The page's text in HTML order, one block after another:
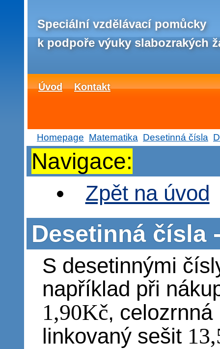
Speciální vzdělávací pomůcky
k podpoře výuky slabozrakých
Úvod Kontakt
Homepage Matematika Desetinná čísla
Navigace:
Zpět na úvod
Desetinná čísla
S desetinnými
například při
1,90Kč,
linkovaný sešit